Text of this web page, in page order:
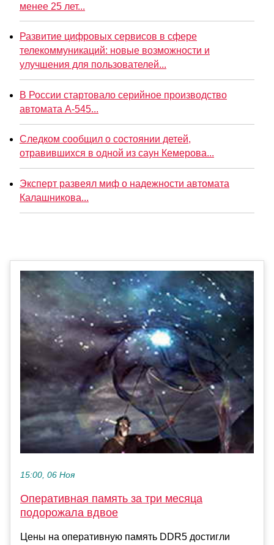
менее 25 лет...
Развитие цифровых сервисов в сфере
телекоммуникаций: новые возможности и
улучшения для пользователей...
В России стартовало серийное производство
автомата А-545...
Следком сообщил о состоянии детей,
отравившихся в одной из саун Кемерова...
Эксперт развеял миф о надежности автомата
Калашникова...
15:00, 06 Ноя
Оперативная память за три месяца
подорожала вдвое
Цены на оперативную память DDR5 достигли